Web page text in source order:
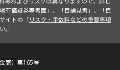
有価証券等書面」、「目論見書」、「目
イトの「リスク・手数料などの重要事項
。
商）第165号